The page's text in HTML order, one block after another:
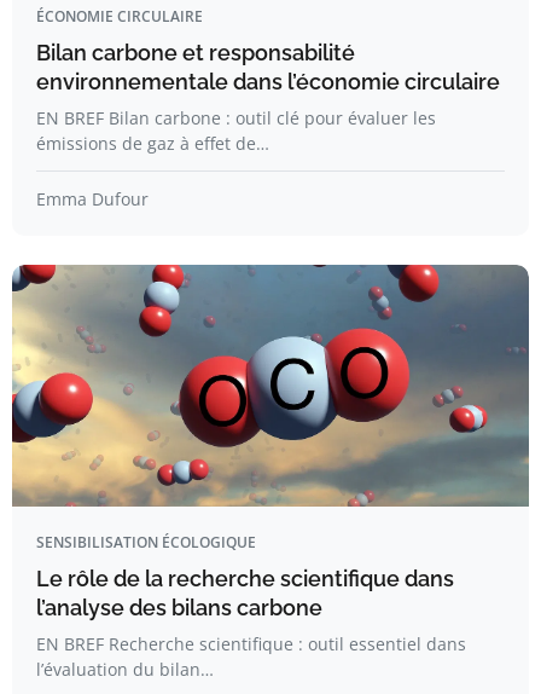
ÉCONOMIE CIRCULAIRE
Bilan carbone et responsabilité
environnementale dans l’économie circulaire
EN BREF Bilan carbone : outil clé pour évaluer les
émissions de gaz à effet de…
Emma Dufour
SENSIBILISATION ÉCOLOGIQUE
Le rôle de la recherche scientifique dans
l’analyse des bilans carbone
EN BREF Recherche scientifique : outil essentiel dans
l’évaluation du bilan…